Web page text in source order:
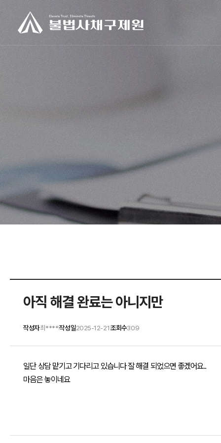
아직 해결 완료는 아니지만
작성자최****|작성일2025-12-21 |조회수309
일단 상담 맡기고 기다리고 있습니다 잘 해결 되었으면 좋겠어요..
마음은 놓이네요